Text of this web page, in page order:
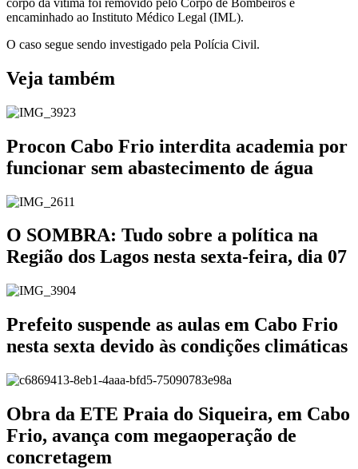
encaminhado ao Instituto Médico Legal (IML).
O caso segue sendo investigado pela Polícia Civil.
Veja também
Procon Cabo Frio interdita academia por
funcionar sem abastecimento de água
O SOMBRA: Tudo sobre a política na
Região dos Lagos nesta sexta-feira, dia 07
Prefeito suspende as aulas em Cabo Frio
nesta sexta devido às condições climáticas
Obra da ETE Praia do Siqueira, em Cabo
Frio, avança com megaoperação de
concretagem